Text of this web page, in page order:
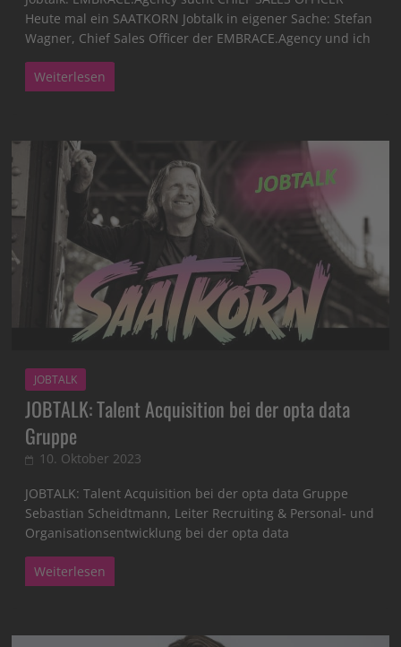
Heute mal ein SAATKORN Jobtalk in eigener Sache: Stefan
Wagner, Chief Sales Officer der EMBRACE.Agency und ich
Weiterlesen
JOBTALK
JOBTALK: Talent Acquisition bei der opta data
Gruppe
10. Oktober 2023
JOBTALK: Talent Acquisition bei der opta data Gruppe
Sebastian Scheidtmann, Leiter Recruiting & Personal- und
Organisationsentwicklung bei der opta data
Weiterlesen